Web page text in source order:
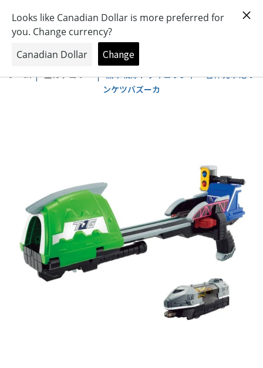
ホーム 全カテゴリー
烈車戦隊トッキュウジャー 合体発車砲 レ
ンケツバズーカ